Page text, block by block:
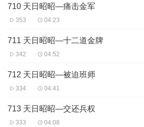
710 天日昭昭—痛击金军
353 04:23
711 天日昭昭—十二道金牌
342 04:52
712 天日昭昭—被迫班师
334 04:41
713 天日昭昭—交还兵权
333 04:08